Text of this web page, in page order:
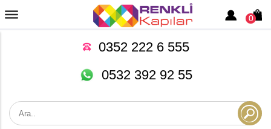
0
0352 222 6 555
0532 392 92 55